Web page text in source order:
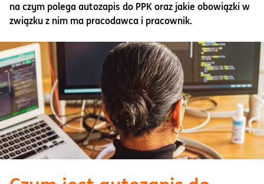
na czym polega autozapis do PPK oraz jakie obowiązki w
związku z nim ma pracodawca i pracownik.